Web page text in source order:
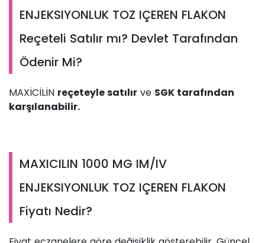
ENJEKSIYONLUK TOZ IÇEREN FLAKON
Reçeteli Satılır mı? Devlet Tarafından
Ödenir Mi?
MAXİCİLİN reçeteyle satılır ve SGK tarafından
karşılanabilir.
MAXICILIN 1000 MG IM/IV
ENJEKSIYONLUK TOZ IÇEREN FLAKON
Fiyatı Nedir?